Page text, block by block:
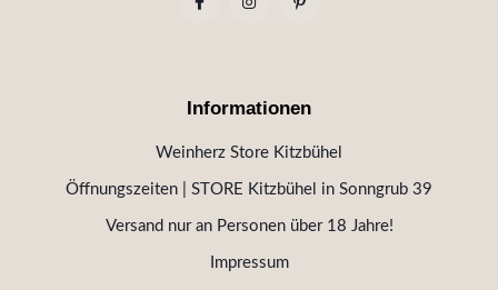
Informationen
Weinherz Store Kitzbühel
Öffnungszeiten | STORE Kitzbühel in Sonngrub 39
Versand nur an Personen über 18 Jahre!
Impressum